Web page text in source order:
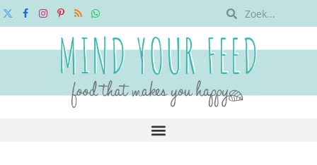
X
FacebookInstagram
Pinterest
RSSWhatsApp